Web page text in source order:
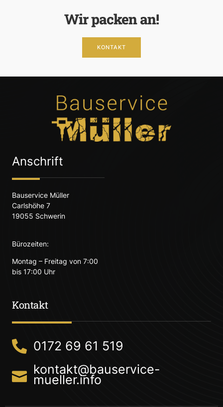
Wir packen an!
KONTAKT
Anschrift
Bauservice Müller
Carlshöhe 7
19055 Schwerin
Bürozeiten:
Montag – Freitag von 7:00
bis 17:00 Uhr
Kontakt
0172 69 61 519
kontakt@bauservice-
mueller.info